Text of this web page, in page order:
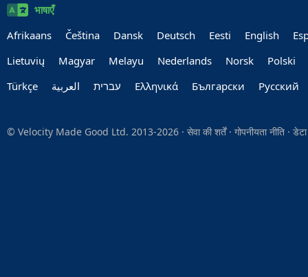
भाषाएँ
Afrikaans
Čeština Dansk Deutsch Eesti English
Lietuvių
Magyar Melayu Nederlands Norsk
Polski
Türkçe
العربية‏ עברית‏ Ελληνικά Български Руccкий
© Velocity Made Good Ltd. 2013-2026 · सेवा की शर्तें· गोपनीयता नीति ·